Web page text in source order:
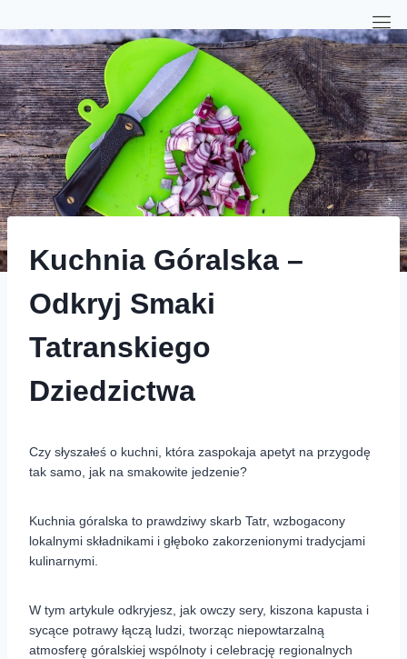
Kuchnia Góralska –
Odkryj Smaki
Tatranskiego
Dziedzictwa
Czy słyszałeś o kuchni, która zaspokaja apetyt na przygodę
tak samo, jak na smakowite jedzenie?
Kuchnia góralska to prawdziwy skarb Tatr, wzbogacony
lokalnymi składnikami i głęboko zakorzenionymi tradycjami
kulinarnymi.
W tym artykule odkryjesz, jak owczy sery, kiszona kapusta i
sycące potrawy łączą ludzi, tworząc niepowtarzalną
atmosferę góralskiej wspólnoty i celebrację regionalnych